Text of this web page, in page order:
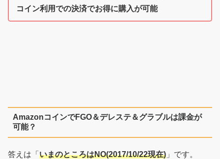
コイン利用での決済でお得に購入が可能
AmazonコインでFGO＆デレステ＆グラブルは課金が
可能？
答えは「 いまのところはNO(2017/10/22現在) 」です。